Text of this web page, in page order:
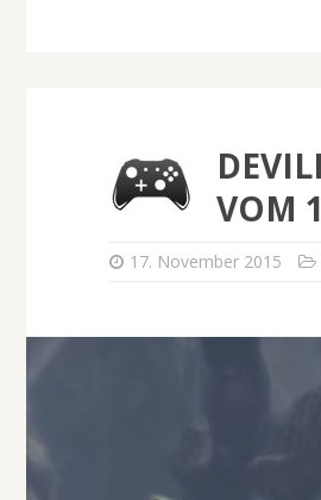
VOM
17. November 2015